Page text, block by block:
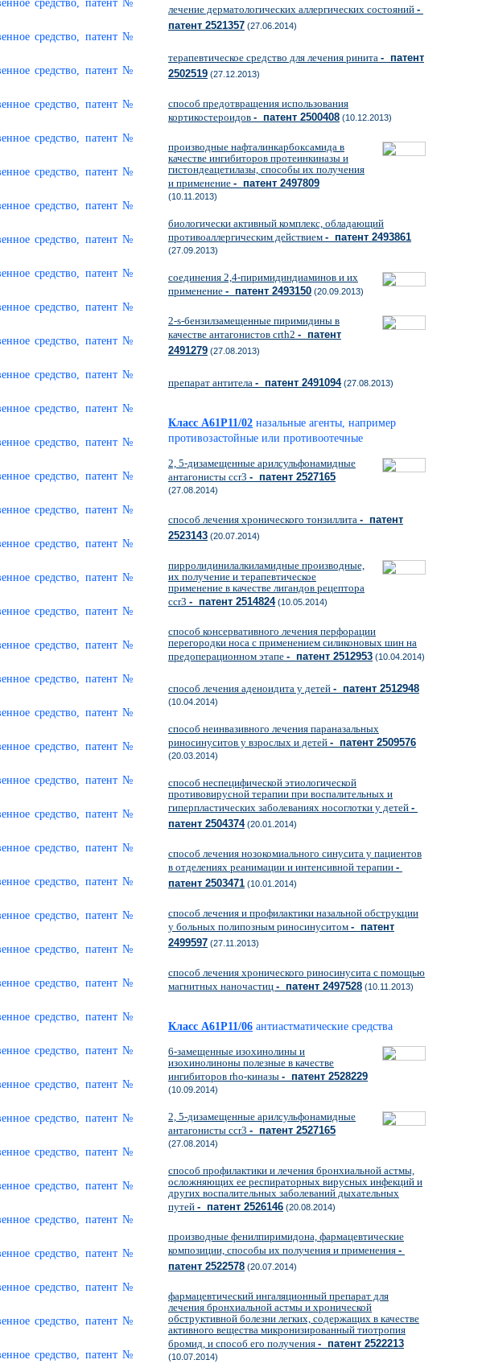
лечение дерматологических аллергических состояний -
патент 2521357 (27.06.2014)
терапевтическое средство для лечения ринита - патент
2502519 (27.12.2013)
способ предотвращения использования
кортикостероидов - патент 2500408 (10.12.2013)
производные нафталинкарбоксамида в
качестве ингибиторов протеинкиназы и
гистондеацетилазы, способы их получения
и применение - патент 2497809
(10.11.2013)
биологически активный комплекс, обладающий
противоаллергическим действием - патент 2493861
(27.09.2013)
соединения 2,4-пиримидиндиаминов и их
применение - патент 2493150 (20.09.2013)
2-s-бензилзамещенные пиримидины в
качестве антагонистов crth2 - патент
2491279 (27.08.2013)
препарат антитела - патент 2491094(27.08.2013)
Класс A61P11/02 назальные агенты, например
противозастойные или противоотечные
2, 5-дизамещенные арилсульфонамидные
антагонисты ссr3 - патент 2527165
(27.08.2014)
способ лечения хронического тонзиллита - патент
2523143 (20.07.2014)
пирролидинилалкиламидные производные,
их получение и терапевтическое
применение в качестве лигандов рецептора
ccr3 - патент 2514824(10.05.2014)
способ консервативного лечения перфорации
перегородки носа с применением силиконовых шин на
предоперационном этапе - патент 2512953 (10.04.2014)
способ лечения аденоидита у детей - патент 2512948
(10.04.2014)
способ неинвазивного лечения параназальных
риносинуситов у взрослых и детей - патент 2509576
(20.03.2014)
способ неспецифической этиологической
противовирусной терапии при воспалительных и
гиперпластических заболеваниях носоглотки у детей -
патент 2504374(20.01.2014)
способ лечения нозокомиального синусита у пациентов
в отделениях реанимации и интенсивной терапии -
патент 2503471 (10.01.2014)
способ лечения и профилактики назальной обструкции
у больных полипозным риносинуситом - патент
2499597 (27.11.2013)
способ лечения хронического риносинусита с помощью
магнитных наночастиц - патент 2497528 (10.11.2013)
Класс A61P11/06 антиастматические средства
6-замещенные изохинолины и
изохинолиноны полезные в качестве
ингибиторов rho-киназы - патент 2528229
(10.09.2014)
2, 5-дизамещенные арилсульфонамидные
антагонисты ссr3 - патент 2527165
(27.08.2014)
способ профилактики и лечения бронхиальной астмы,
осложняющих ее респираторных вирусных инфекций и
других воспалительных заболеваний дыхательных
путей - патент 2526146 (20.08.2014)
производные фенилпиримидона, фармацевтические
композиции, способы их получения и применения -
патент 2522578 (20.07.2014)
фармацевтический ингаляционный препарат для
лечения бронхиальной астмы и хронической
обструктивной болезни легких, содержащих в качестве
активного вещества микронизированный тиотропия
бромид, и способ его получения - патент 2522213
(10.07.2014)